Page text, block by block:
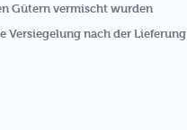
Gütern vermischt wurden
Versiegelung nach der Lieferung